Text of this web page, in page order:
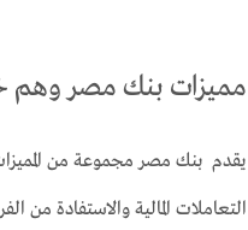
مميزات بنك مصر وهم
يقدم بنك مصر مجموعة من
التعاملات المالية والاستفادة من